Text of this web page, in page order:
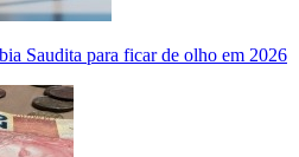
Saudita para ficar de olho em 2026